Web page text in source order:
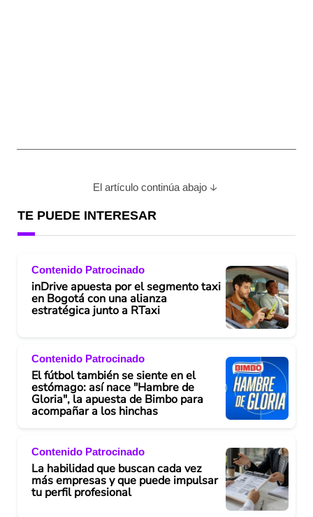
El artículo continúa abajo
TE PUEDE INTERESAR
Contenido Patrocinado
inDrive apuesta por el segmento taxi
en Bogotá con una alianza
estratégica junto a RTaxi
Contenido Patrocinado
El fútbol también se siente en el
estómago: así nace "Hambre de
Gloria", la apuesta de Bimbo para
acompañar a los hinchas
Contenido Patrocinado
La habilidad que buscan cada vez
más empresas y que puede impulsar
tu perfil profesional